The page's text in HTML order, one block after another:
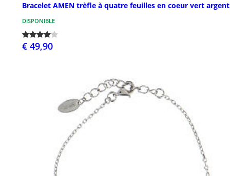
Bracelet AMEN trèfle à quatre feuilles en coeur vert
DISPONIBLE
€ 49,90